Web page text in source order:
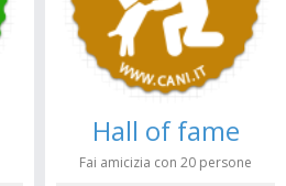
Hall of fame
Fai amicizia con 20 persone